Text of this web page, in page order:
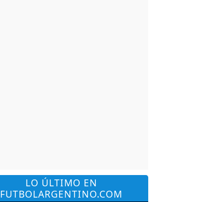
LO ÚLTIMO EN
FUTBOLARGENTINO.COM